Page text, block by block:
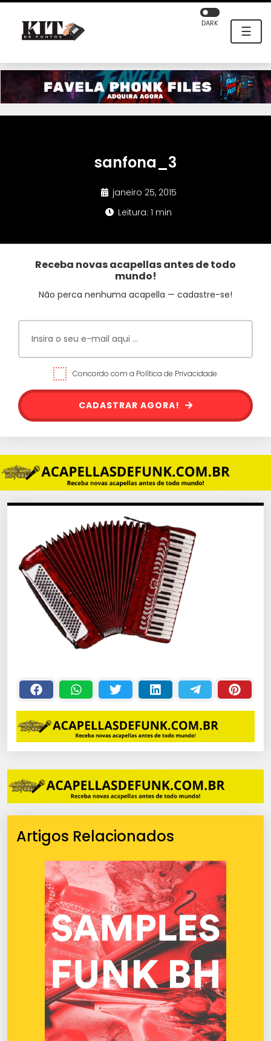
☰
DARK
sanfona_3
janeiro 25, 2015
Leitura: 1 min
Receba novas acapellas antes de todo
mundo!
Não perca nenhuma acapella — cadastre-se!
Concordo com a Política de Privacidade.
CADASTRAR AGORA!
Artigos Relacionados